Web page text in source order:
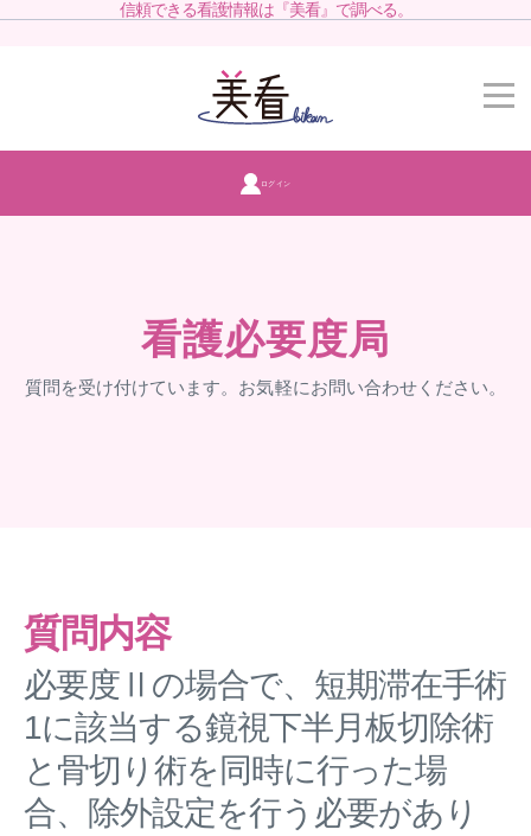
信頼できる看護情報は『美看』で調べる。
ログイン
看護必要度局
質問を受け付けています。お気軽にお問い合わせください。
質問内容
必要度Ⅱの場合で、短期滞在手術
1に該当する鏡視下半月板切除術
と骨切り術を同時に行った場
合、除外設定を行う必要があり